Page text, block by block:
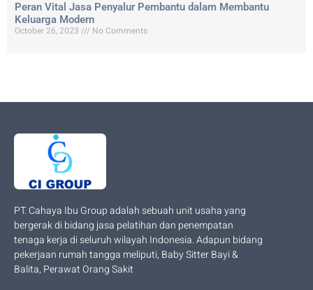
Peran Vital Jasa Penyalur Pembantu dalam Membantu
Keluarga Modern
October 26, 2023
No Comments
PT. Cahaya Ibu Group adalah sebuah unit usaha yang
bergerak di bidang jasa pelatihan dan penempatan
tenaga kerja di seluruh wilayah Indonesia. Adapun bidang
pekerjaan rumah tangga meliputi, Baby Sitter Bayi &
Balita, Perawat Orang Sakit